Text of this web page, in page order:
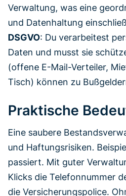
Verwaltung, was eine
und Datenhaltung
DSGVO: Du verarbeitest
Daten und musst sie
(offene E-Mail-Verteiler,
Tisch) können zu
Praktische
Eine saubere
und Haftungsrisiken.
passiert. Mit guter
Klicks die Telefonnummer
die Versicherungspolice.